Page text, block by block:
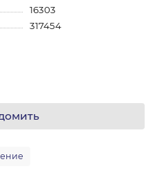
16303
317454